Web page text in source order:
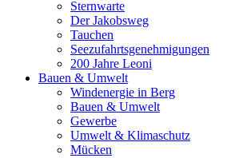
Sternwarte
Der Jakobsweg
Tauchen
Seezufahrtsgenehmigungen
200 Jahre Leoni
Bauen & Umwelt
Windenergie in Berg
Bauen & Umwelt
Gewerbe
Umwelt & Klimaschutz
Mücken